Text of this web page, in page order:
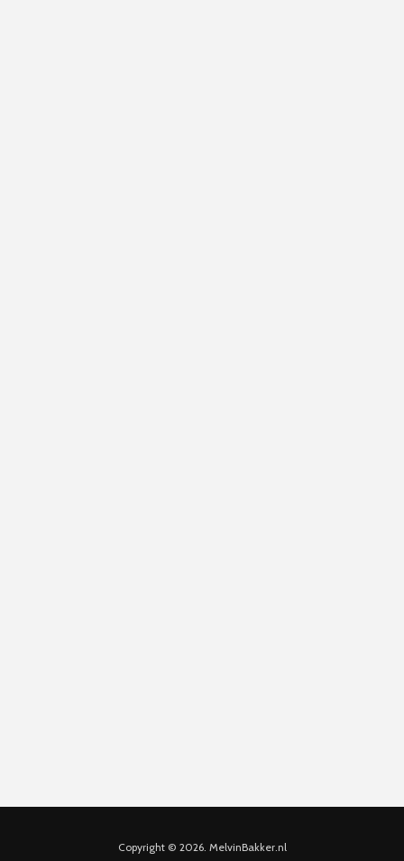
Copyright © 2026. MelvinBakker.nl